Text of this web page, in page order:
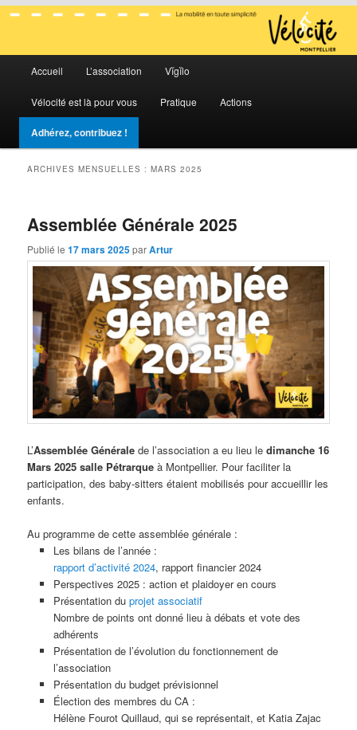
Vélocité Grand Montpellier
La mobilité en toute simplicité
Aller
au
contenu
principal
Aller
au
contenu
secondaire
Accueil L’association Vĭgĭlo
Vélocité est là pour vous Pratique Actions
Adhérez, contribuez !
ARCHIVES MENSUELLES :MARS 2025
Assemblée Générale 2025
Publié le17 mars 2025parArtur
L’Assemblée Générale de l’association a eu lieu ledimanche 16
Mars 2025 salle Pétrarque à Montpellier. Pour faciliter la
participation, des baby-sitters étaient mobilisés pour accueillir les
enfants.
Au programme de cette assemblée générale :
Les bilans de l’année :
rapport d’activité 2024, rapport financier 2024
Perspectives 2025 : action et plaidoyer en cours
Présentation duprojet associatif
Nombre de points ont donné lieu à débats et vote des
adhérents
Présentation de l’évolution du fonctionnement de
l’association
Présentation du budget prévisionnel
Élection des membres du CA :
Hélène Fourot Quillaud, qui se représentait, et Katia Zajac